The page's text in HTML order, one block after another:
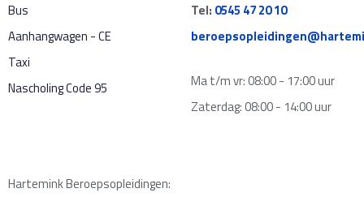
Bus
Aanhangwagen - CE
Taxi
Nascholing Code 95
Tel: 0545 47 20 10
Ma t/m vr: 08:00 - 17:00 uur
Zaterdag: 08:00 - 14:00 uur
Hartemink Beroepsopleidingen: